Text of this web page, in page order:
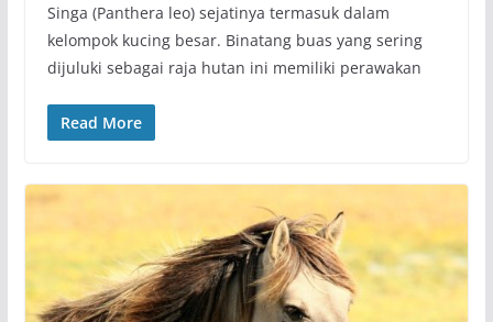
Singa (Panthera leo) sejatinya termasuk dalam
kelompok kucing besar. Binatang buas yang sering
dijuluki sebagai raja hutan ini memiliki perawakan
Read More